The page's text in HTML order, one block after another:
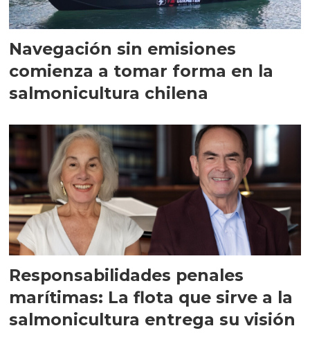
Navegación sin emisiones
comienza a tomar forma en la
salmonicultura chilena
Responsabilidades penales
marítimas: La flota que sirve a la
salmonicultura entrega su visión